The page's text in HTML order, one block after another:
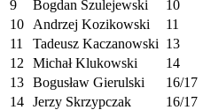
9
Bogdan Szulejewski 10
10
Andrzej Kozikowski 11
11
Tadeusz Kaczanowski 13
12
Michał Klukowski 14
13 Bogusław Gierulski 16/17
14 Jerzy Skrzypczak 16/17